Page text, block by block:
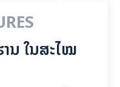
ນ ໃນສະໄໝ